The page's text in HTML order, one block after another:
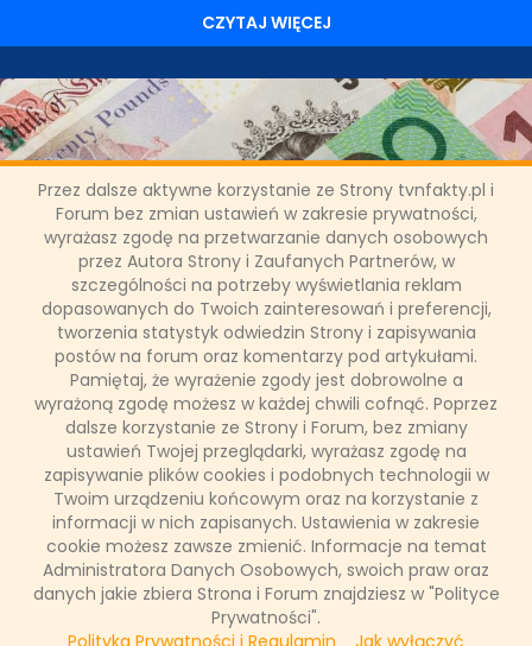
Przez dalsze aktywne korzystanie ze Strony tvnfakty.pl i
Forum bez zmian ustawień w zakresie prywatności,
wyrażasz zgodę na przetwarzanie danych osobowych
przez Autora Strony i Zaufanych Partnerów, w
szczególności na potrzeby wyświetlania reklam
dopasowanych do Twoich zainteresowań i preferencji,
tworzenia statystyk odwiedzin Strony i zapisywania
postów na forum oraz komentarzy pod artykułami.
Pamiętaj, że wyrażenie zgody jest dobrowolne a
wyrażoną zgodę możesz w każdej chwili cofnąć. Poprzez
dalsze korzystanie ze Strony i Forum, bez zmiany
ustawień Twojej przeglądarki, wyrażasz zgodę na
zapisywanie plików cookies i podobnych technologii w
Twoim urządzeniu końcowym oraz na korzystanie z
informacji w nich zapisanych. Ustawienia w zakresie
cookie możesz zawsze zmienić. Informacje na temat
Administratora Danych Osobowych, swoich praw oraz
danych jakie zbiera Strona i Forum znajdziesz w "Polityce
Prywatności".
Polityka Prywatności i Regulamin
Jak wyłączyć
CZYTAJ WIĘCEJ
Poznamy koszty ubezpieczenia
na życie
W sejmie właśnie leży ustawa o dystrybucji ubezpieczeń. W
myśl przygotowywanej nowelizacji towarzystwa
ubezpieczeniowe będą miały obowiązek poinformowania
klienta o marży otrzymywanej od konkretnej firmy
ubezpieczeniowej. Czy zyskają na tym klienci? Jakie jeszcze
branże muszą klarownie przedstawiać swoją ofertę?
Łukasz Ropczyński
25 września 2017, 14:11
CZYTAJ WIĘCEJ